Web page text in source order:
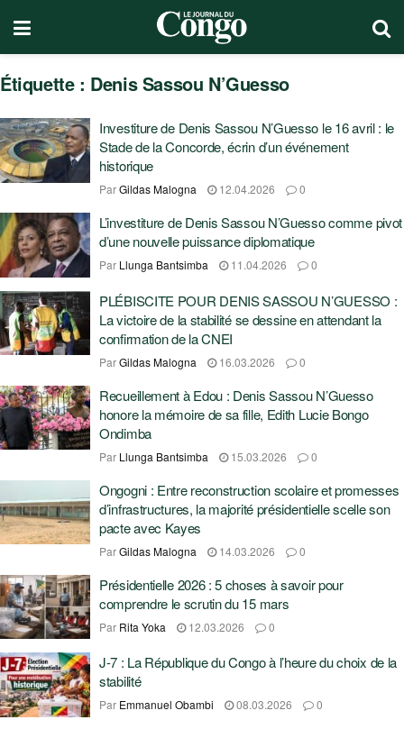
Étiquette : Denis Sassou N’Guesso
Investiture de Denis Sassou N’Guesso le 16 avril : le
Stade de la Concorde, écrin d’un événement
historique
ParGildas Malogna 12.04.2026 0
L’investiture de Denis Sassou N’Guesso comme pivot
d’une nouvelle puissance diplomatique
Par Llunga Bantsimba 11.04.2026 0
PLÉBISCITE POUR DENIS SASSOU N’GUESSO :
La victoire de la stabilité se dessine en attendant la
confirmation de la CNEI
ParGildas Malogna 16.03.2026 0
Recueillement à Edou : Denis Sassou N’Guesso
honore la mémoire de sa fille, Edith Lucie Bongo
Ondimba
Par Llunga Bantsimba 15.03.2026 0
Ongogni : Entre reconstruction scolaire et promesses
d’infrastructures, la majorité présidentielle scelle son
pacte avec Kayes
ParGildas Malogna 14.03.2026 0
Présidentielle 2026 : 5 choses à savoir pour
comprendre le scrutin du 15 mars
Par Rita Yoka 12.03.2026 0
J-7 : La République du Congo à l’heure du choix de la
stabilité
Par Emmanuel Obambi 08.03.2026 0